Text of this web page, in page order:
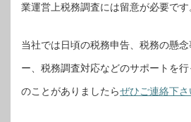
業運営上税務調査には留意が必要です
当社では日頃の税務申告、税務の懸
ー、税務調査対応などのサポートを
のことがありましたらぜひご連絡下さ